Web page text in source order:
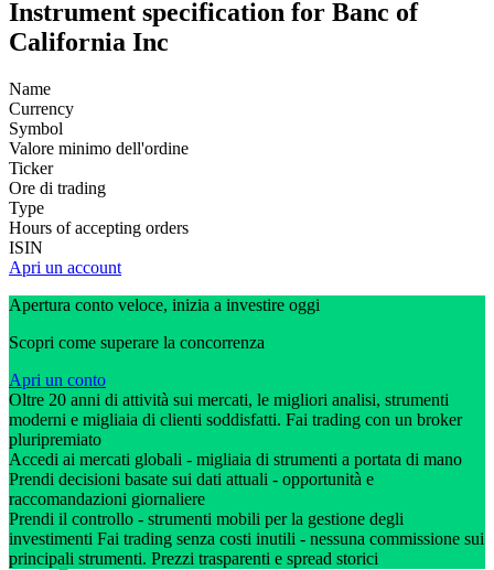
Instrument specification for Banc of
California Inc
Name
Currency
Symbol
Valore minimo dell'ordine
Ticker
Ore di trading
Type
Hours of accepting orders
ISIN
Apri un account
Apertura conto veloce, inizia a investire oggi
Scopri come superare la concorrenza
Apri un conto
Oltre 20 anni di attività sui mercati, le migliori analisi, strumenti
moderni e migliaia di clienti soddisfatti. Fai trading con un broker
pluripremiato
Accedi ai mercati globali - migliaia di strumenti a portata di mano
Prendi decisioni basate sui dati attuali - opportunità e
raccomandazioni giornaliere
Prendi il controllo - strumenti mobili per la gestione degli
investimenti Fai trading senza costi inutili - nessuna commissione sui
principali strumenti. Prezzi trasparenti e spread storici